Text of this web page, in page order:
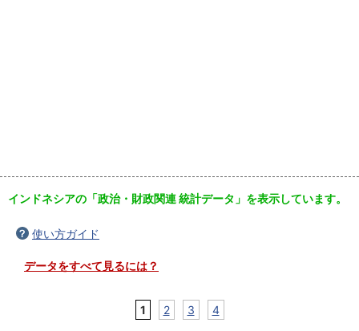
インドネシアの「政治・財政関連 統計データ」を表示しています。
使い方ガイド
データをすべて見るには？
1 2 3 4